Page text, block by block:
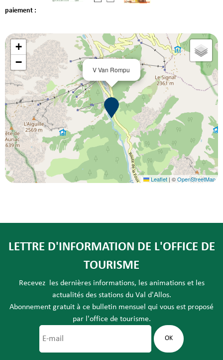
paiement :
V Van Rompu
+
−
Leaflet | ©OpenStreetMap
LETTRE D'INFORMATION DE L'OFFICE DE
TOURISME
Recevez les dernières informations, les animations et les
actualités des stations du Val d'Allos.
Abonnement gratuit à ce bulletin mensuel qui vous est proposé
par l'office de tourisme.